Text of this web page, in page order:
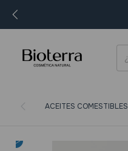
ACEITES COMESTIBLES